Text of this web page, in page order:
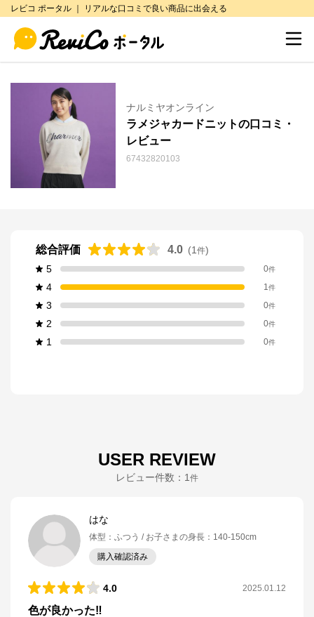
レビコ ポータル ｜ リアルな口コミで良い商品に出会える
ナルミヤオンライン
ラメジャカードニットの口コミ・
レビュー
67432820103
総合評価 4.0 (1 件)
5
0件
4 1件
3 0件
2 0件
1 0件
USER REVIEW
レビュー件数： 1 件
はな
体型 ： ふつう お子さまの身長 ： 140-150cm
購入確認済み
4.0 2025.01.12
色が良かった‼︎